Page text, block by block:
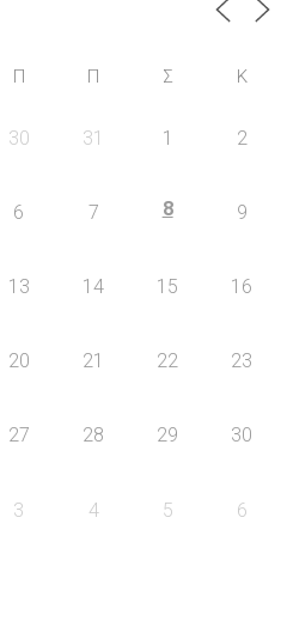
Π Π Σ Κ
30 31 1 2
6 7 8 9
13 14 15 16
20 21 22 23
27 28 29 30
3 4 5 6